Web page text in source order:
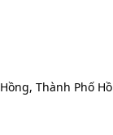
Thành Phố